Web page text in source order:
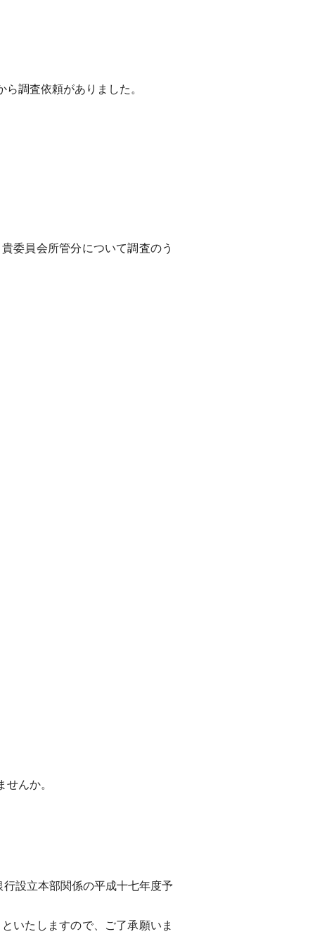
調査依頼がありました。
委員会所管分について調査のう
んか。
設立本部関係の平成十七年度予
いたしますので、ご了承願いま